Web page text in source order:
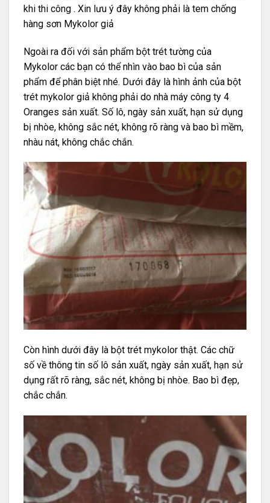
khi thi công . Xin lưu ý đây không phải là tem chống
hàng sơn Mykolor giả
Ngoài ra đối với sản phẩm bột trét tường của
Mykolor các bạn có thể nhìn vào bao bì của sản
phẩm để phân biệt nhé. Dưới đây là hình ảnh của bột
trét mykolor giả không phải do nhà máy công ty 4
Oranges sản xuất. Số lô, ngày sản xuất, hạn sử dụng
bị nhòe, không sắc nét, không rõ ràng và bao bì mềm,
nhàu nát, không chắc chắn.
Còn hình dưới đây là bột trét mykolor thật. Các chữ
số về thông tin số lô sản xuất, ngày sản xuất, hạn sử
dụng rất rõ ràng, sắc nét, không bị nhòe. Bao bì đẹp,
chắc chắn.